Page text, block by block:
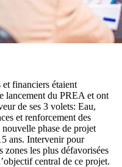
financiers étaient
lancement du PREA et ont
de ses 3 volets: Eau,
et renforcement des
nouvelle phase de projet
ans. Intervenir pour
zones les plus défavorisées
central de ce projet.